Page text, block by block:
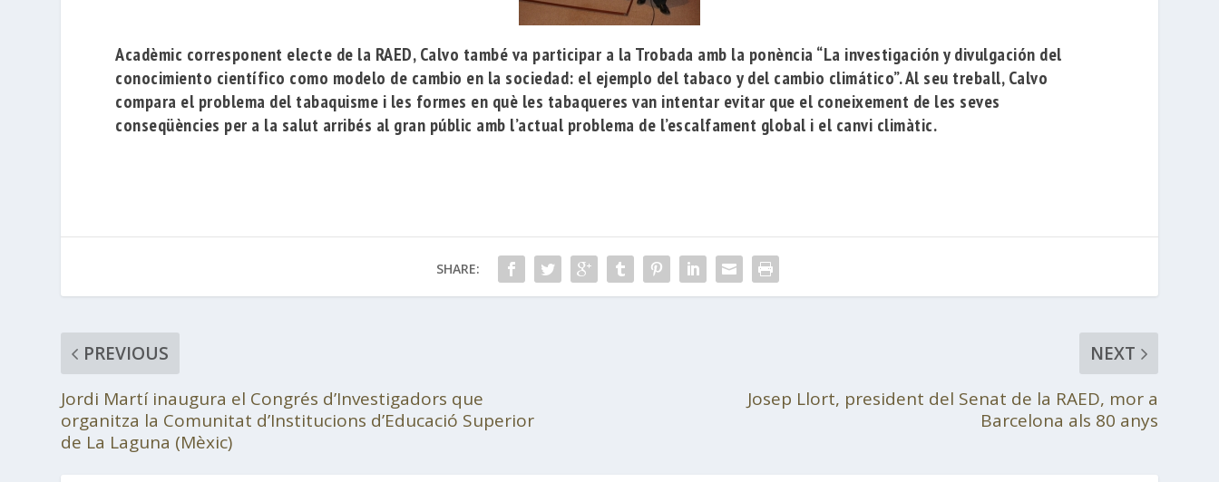
Acadèmic corresponent electe de la RAED, Calvo també va participar a la Trobada amb la ponència“La investigación y divulgación del
conocimiento científico como modelo de cambio en la sociedad: el ejemplo del tabaco y del cambio climático”. Al seu treball, Calvo
compara el problema del tabaquisme i les formes en què les tabaqueres van intentar evitar que el coneixement de les seves
conseqüències per a la salut arribés al gran públic amb l’actual problema de l’escalfament global i el canvi climàtic.
SHARE:
PREVIOUS
Jordi Martí inaugura el Congrés d’Investigadors que
organitza la Comunitat d’Institucions d’Educació Superior
de La Laguna (Mèxic)
NEXT
Josep Llort, president del Senat de la RAED, mor a
Barcelona als 80 anys